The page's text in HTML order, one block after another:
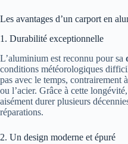
Les avantages d’un carport en
1. Durabilité exceptionnelle
L’aluminium est reconnu pour sa
conditions météorologiques
pas avec le temps, contrairement
ou l’acier. Grâce à cette
aisément durer plusieurs
réparations.
2. Un design moderne et épuré